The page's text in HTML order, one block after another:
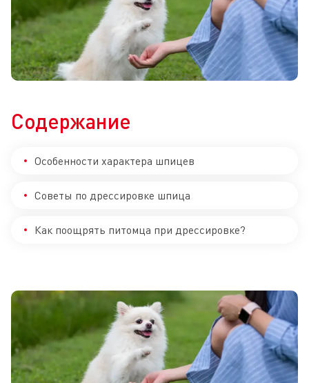
Содержание
Особенности характера шпицев
Советы по дрессировке шпица
Как поощрять питомца при дрессировке?